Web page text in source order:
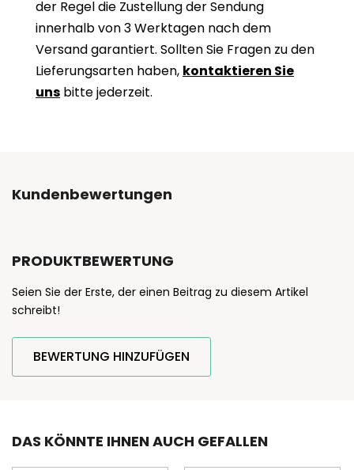
der Regel die Zustellung der Sendung
innerhalb von 3 Werktagen nach dem
Versand garantiert. Sollten Sie Fragen zu den
Lieferungsarten haben, kontaktieren Sie
uns bitte jederzeit.
Kundenbewertungen
PRODUKTBEWERTUNG
Seien Sie der Erste, der einen Beitrag zu diesem Artikel
schreibt!
BEWERTUNG HINZUFÜGEN
DAS KÖNNTE IHNEN AUCH GEFALLEN